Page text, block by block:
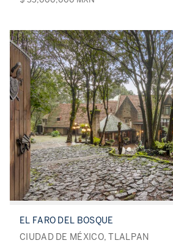
EL FARO DEL BOSQUE
CIUDAD DE MÉXICO, TLALPAN